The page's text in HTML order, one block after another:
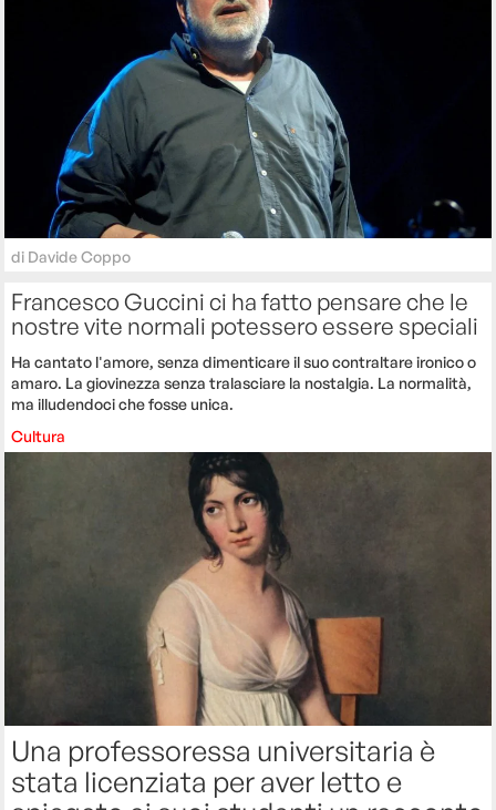
di Davide Coppo
Francesco Guccini ci ha fatto pensare che le
nostre vite normali potessero essere speciali
Ha cantato l'amore, senza dimenticare il suo contraltare ironico o
amaro. La giovinezza senza tralasciare la nostalgia. La normalità,
ma illudendoci che fosse unica.
Cultura
Una professoressa universitaria è
stata licenziata per aver letto e